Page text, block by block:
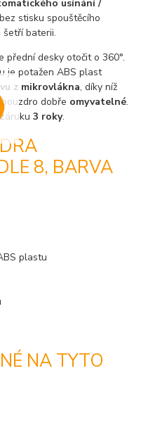
usínání /
stisku spouštěcího
šetří baterii.
přední desky otočit o 360°.
je potažen ABS plast
z mikrovlákna, díky níž
dobře omyvatelné.
3 roky.
8, BARVA
plastu
NA TYTO